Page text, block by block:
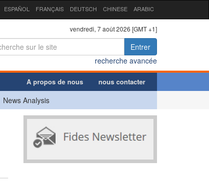
ESPAÑOL FRANÇAIS DEUTSCH CHINESE ARABIC
vendredi, 7 août 2026 [GMT +1]
Entrer
recherche avancée
A propos de nous nous contacter
News Analysis